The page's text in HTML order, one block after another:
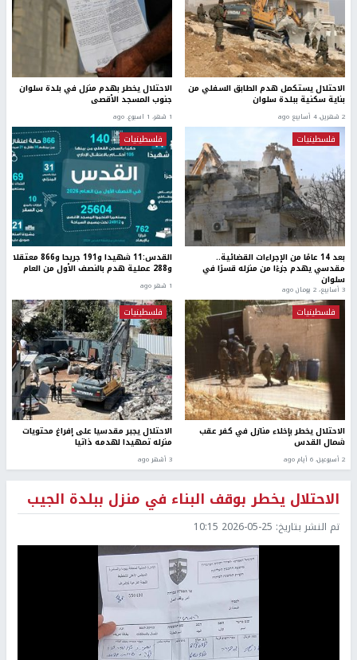
الاحتلال يستكمل هدم الطابق السفلي من
بناية سكنية ببلدة سلوان
2 شهرين، 4 أسابيع ago
الاحتلال يخطر بهدم منزل في بلدة سلوان
جنوب المسجد الأقصى
1 شهر، 1 اسبوع. ago
فلسطينيات
بعد 14 عامًا من الإجراءات القضائية..
مقدسي يهدم جزءًا من منزله قسرًا في
سلوان
3 أسابيع، 2 يومان ago
فلسطينيات
القدس:11 شهيدا و191 جريحا و866 معتقلا
و288 عملية هدم بالنصف الأول من العام
1 شهر ago
فلسطينيات
الاحتلال يخطر بإخلاء منازل في كفر عقب
شمال القدس
2 أسبوعين، 6 أيام ago
فلسطينيات
الاحتلال يجبر مقدسيا على إفراغ محتويات
منزله تمهيدا لهدمه ذاتيا
3 أشهر ago
الاحتلال يخطر بوقف البناء في منزل ببلدة الجيب
تم النشر بتاريخ: 2026-05-25 10:15